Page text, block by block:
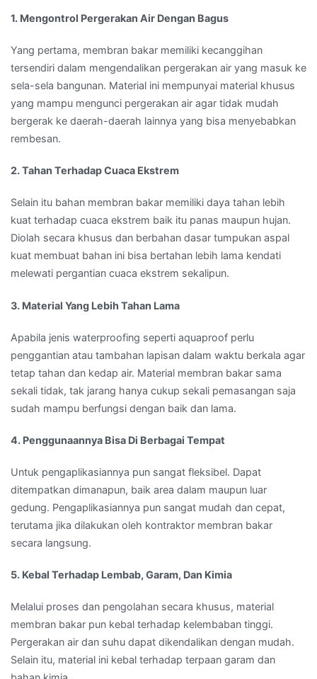
1. Mengontrol Pergerakan Air Dengan Bagus
Yang pertama, membran bakar memiliki kecanggihan
tersendiri dalam mengendalikan pergerakan air yang masuk ke
sela-sela bangunan. Material ini mempunyai material khusus
yang mampu mengunci pergerakan air agar tidak mudah
bergerak ke daerah-daerah lainnya yang bisa menyebabkan
rembesan.
2. Tahan Terhadap Cuaca Ekstrem
Selain itu bahan membran bakar memiliki daya tahan lebih
kuat terhadap cuaca ekstrem baik itu panas maupun hujan.
Diolah secara khusus dan berbahan dasar tumpukan aspal
kuat membuat bahan ini bisa bertahan lebih lama kendati
melewati pergantian cuaca ekstrem sekalipun.
3. Material Yang Lebih Tahan Lama
Apabila jenis waterproofing seperti aquaproof perlu
penggantian atau tambahan lapisan dalam waktu berkala agar
tetap tahan dan kedap air. Material membran bakar sama
sekali tidak, tak jarang hanya cukup sekali pemasangan saja
sudah mampu berfungsi dengan baik dan lama.
4. Penggunaannya Bisa Di Berbagai Tempat
Untuk pengaplikasiannya pun sangat fleksibel. Dapat
ditempatkan dimanapun, baik area dalam maupun luar
gedung. Pengaplikasiannya pun sangat mudah dan cepat,
terutama jika dilakukan oleh kontraktor membran bakar
secara langsung.
5. Kebal Terhadap Lembab, Garam, Dan Kimia
Melalui proses dan pengolahan secara khusus, material
membran bakar pun kebal terhadap kelembaban tinggi.
Pergerakan air dan suhu dapat dikendalikan dengan mudah.
Selain itu, material ini kebal terhadap terpaan garam dan